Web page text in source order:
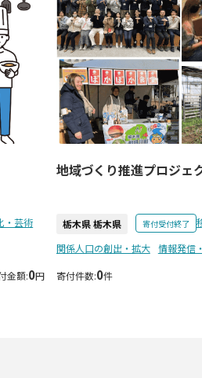
・芸術
金額:0円
地域づくり推進プロジェ
栃木県 栃木県 寄付受付終了
関係人口の創出・拡大
情報発信
寄付件数:0件